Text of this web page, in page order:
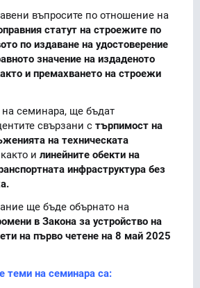
въпросите по отношение на
статут на строежите по
по издаване на удостоверение
значение на издаденото
и премахването на строежи
на семинара, ще бъдат
свързани с търпимост на
на техническата
както и линейните обекти на
инфраструктура без
ще бъде обърнато на
в Закона за устройство на
на първо четене на 8 май 2025
теми на семинара са: